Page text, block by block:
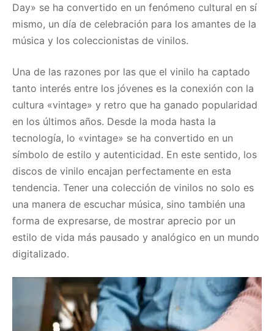
Day» se ha convertido en un fenómeno cultural en sí
mismo, un día de celebración para los amantes de la
música y los coleccionistas de vinilos.
Una de las razones por las que el vinilo ha captado
tanto interés entre los jóvenes es la conexión con la
cultura «vintage» y retro que ha ganado popularidad
en los últimos años. Desde la moda hasta la
tecnología, lo «vintage» se ha convertido en un
símbolo de estilo y autenticidad. En este sentido, los
discos de vinilo encajan perfectamente en esta
tendencia. Tener una colección de vinilos no solo es
una manera de escuchar música, sino también una
forma de expresarse, de mostrar aprecio por un
estilo de vida más pausado y analógico en un mundo
digitalizado.